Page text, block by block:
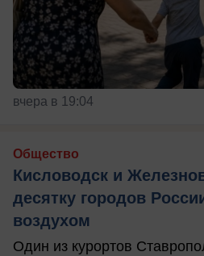
вчера в 19:04
Общество
Кисловодск и
десятку городов
воздухом
Один из курортов